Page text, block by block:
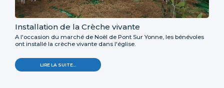
Installation de la Crèche vivante
A l'occasion du marché de Noël de Pont Sur Yonne, les bénévoles
ont installé la crèche vivante dans l'église.
LIRE LA SUITE…